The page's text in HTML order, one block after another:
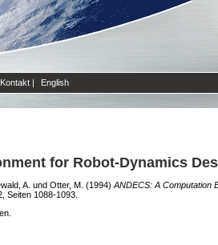
Kontakt | English
for Robot-Dynamics
A. und Otter, M. (1994) ANDECS: A Computation
Seiten 1088-1093.